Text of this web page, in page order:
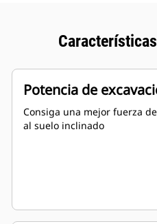
Potencia de
Consiga una mejor fuerza
al suelo inclinado